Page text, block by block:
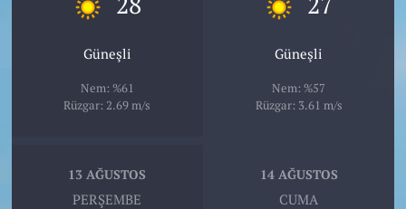
Güneşli
Nem: %61
Rüzgar: 2.69 m/s
Güneşli
Nem: %57
Rüzgar: 3.61 m/s
13 AĞUSTOS
PERŞEMBE
14 AĞUSTOS
CUMA